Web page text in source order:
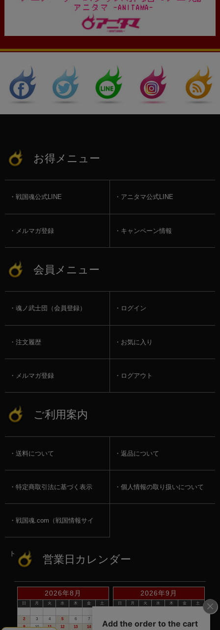
お得メニュー
戦国魂公式LINE アニタマ公式LINE
メルマガ登録 キャンペーン情報
会員メニュー
魂ノ武士団（会員登録） ログイン
注文履歴 お気に入り
メルマガ登録 ログアウト
ご利用案内
送料について 返品について
特定商取引法に基づく表示 個人情報の取り扱いについて
戦国魂.com（戦国情報サイ
ト） 営業日カレンダー
2026年8月
日 月 火 水 木 金
土
2
3 4 5 6 7
9
10 11 12 13 14 15
2026年9月
日 月 火 水 木 金
土
13
14 15 16 17 18 19